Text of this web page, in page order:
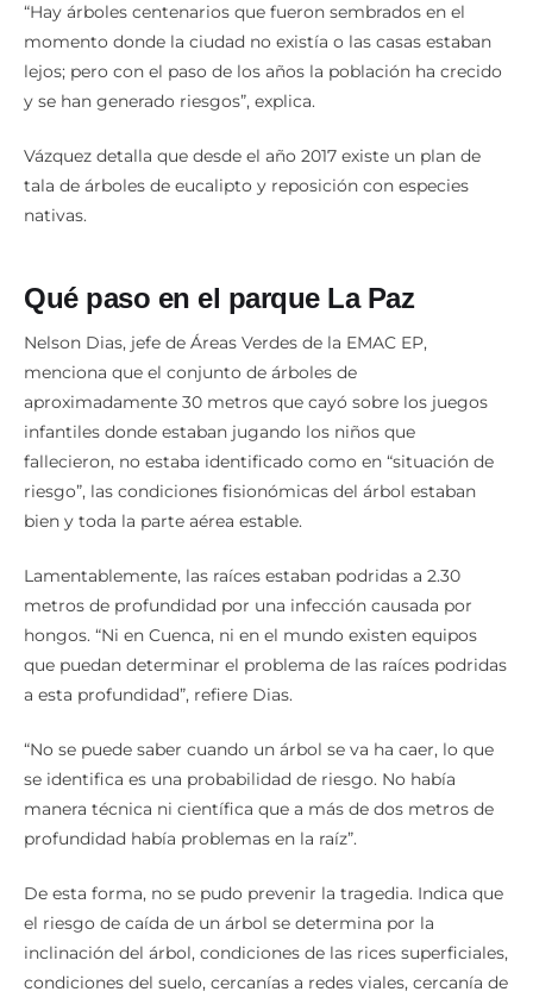
“Hay árboles centenarios que fueron sembrados en el
momento donde la ciudad no existía o las casas estaban
lejos; pero con el paso de los años la población ha crecido
y se han generado riesgos”, explica.
Vázquez detalla que desde el año 2017 existe un plan de
tala de árboles de eucalipto y reposición con especies
nativas.
Qué paso en el parque La Paz
Nelson Dias, jefe de Áreas Verdes de la EMAC EP,
menciona que el conjunto de árboles de
aproximadamente 30 metros que cayó sobre los juegos
infantiles donde estaban jugando los niños que
fallecieron, no estaba identificado como en “situación de
riesgo”, las condiciones fisionómicas del árbol estaban
bien y toda la parte aérea estable.
Lamentablemente, las raíces estaban podridas a 2.30
metros de profundidad por una infección causada por
hongos. “Ni en Cuenca, ni en el mundo existen equipos
que puedan determinar el problema de las raíces podridas
a esta profundidad”, refiere Dias.
“No se puede saber cuando un árbol se va ha caer, lo que
se identifica es una probabilidad de riesgo. No había
manera técnica ni científica que a más de dos metros de
profundidad había problemas en la raíz”.
De esta forma, no se pudo prevenir la tragedia. Indica que
el riesgo de caída de un árbol se determina por la
inclinación del árbol, condiciones de las rices superficiales,
condiciones del suelo, cercanías a redes viales, cercanía de